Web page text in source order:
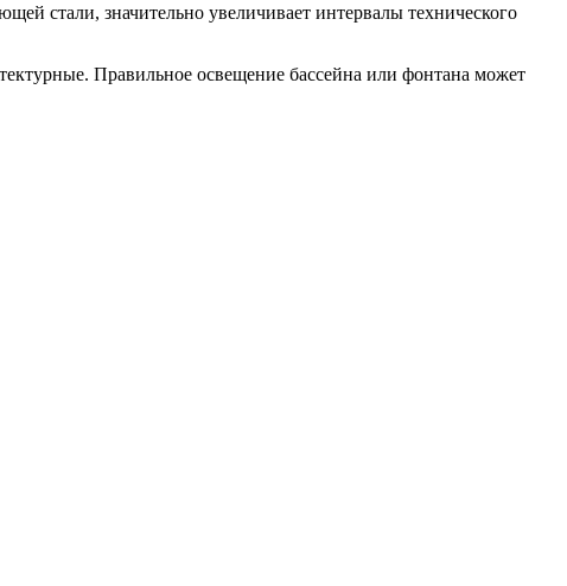
стали, значительно увеличивает интервалы технического
Правильное освещение бассейна или фонтана может